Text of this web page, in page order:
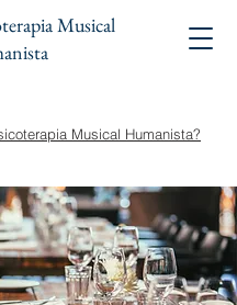
Musical
Musical Humanista?